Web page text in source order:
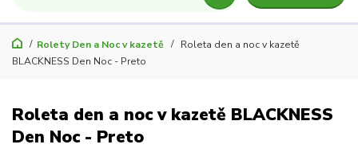
Rolety Den a Noc v kazetě
Roleta den a noc v kazetě
BLACKNESS Den Noc - Preto
Roleta den a noc v kazetě BLACKNESS
Den Noc - Preto